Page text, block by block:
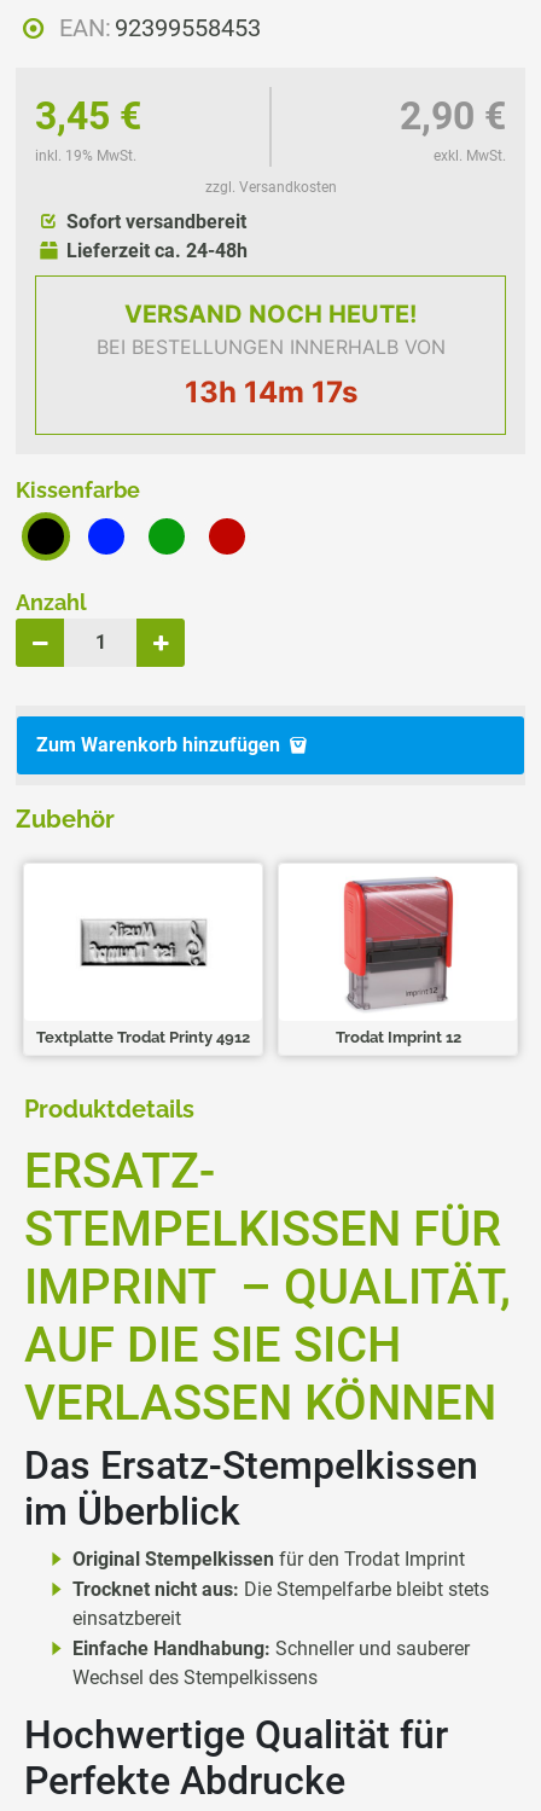
EAN: 92399558453
3,45 €
inkl. 19% MwSt.
2,90 €
exkl. MwSt.
zzgl. Versandkosten
Sofort versandbereit
Lieferzeit ca. 24-48h
VERSAND NOCH HEUTE!
BEI BESTELLUNGEN INNERHALB VON
13h 14m 17s
Kissenfarbe
Anzahl
Zum Warenkorb hinzufügen
Zubehör
Textplatte Trodat Printy 4912 Trodat Imprint 12
Produktdetails
ERSATZ-
STEMPELKISSEN FÜR
IMPRINT – QUALITÄT,
AUF DIE SIE SICH
VERLASSEN KÖNNEN
Das Ersatz-Stempelkissen
im Überblick
Original Stempelkissen für den Trodat Imprint
Trocknet nicht aus: Die Stempelfarbe bleibt stets
einsatzbereit
Einfache Handhabung: Schneller und sauberer
Wechsel des Stempelkissens
Hochwertige Qualität für
Perfekte Abdrucke